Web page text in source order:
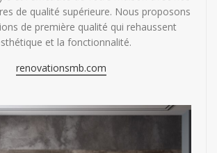
de qualité supérieure. Nous proposons
de première qualité qui rehaussent
et la fonctionnalité.
renovationsmb.com